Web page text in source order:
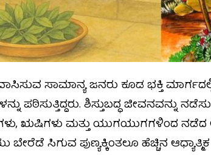
ಸಾಮಾನ್ಯ ಜನರು ಕೂಡ ಭಕ್ತಿ
ಪಠಿಸುತ್ತಿದ್ದರು. ಶಿಸ್ತುಬದ್ಧ ಜೀವನವನ್ನು
ಋಷಿಗಳು ಮತ್ತು ಯುಗಯುಗಗಳಿಂದ ನಡೆದ
ಬೇರೆಡೆ ಸಿಗುವ ಪುಣ್ಯಕ್ಕಿಂತಲೂ ಹೆಚ್ಚಿನ